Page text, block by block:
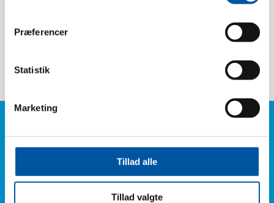
Præferencer
Statistik
Marketing
Tillad alle
Tillad valgte
Tariff Number:
Do you have any
questions?Phone: +45
6614 3661